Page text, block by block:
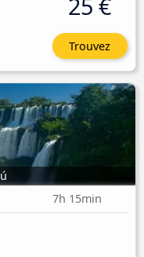
Trouvez
7h 15min